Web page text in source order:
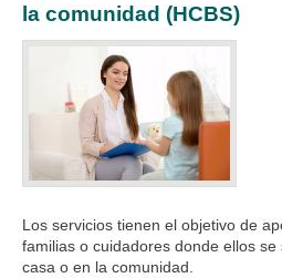
la comunidad (HCBS)
Los servicios tienen el objetivo de
familias o cuidadores donde ellos
casa o en la comunidad.